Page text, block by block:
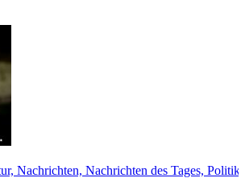
Nachrichten, Nachrichten des Tages, Politik